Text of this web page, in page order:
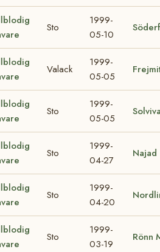
Sto
1999-
05-10
Valack
1999-
05-05
Sto
1999-
05-05
Sto
1999-
04-27
Najad
Sto
1999-
04-20
Sto
1999-
03-19
Rönn